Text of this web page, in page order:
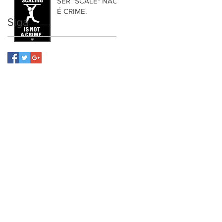
É CRIME.
Siga